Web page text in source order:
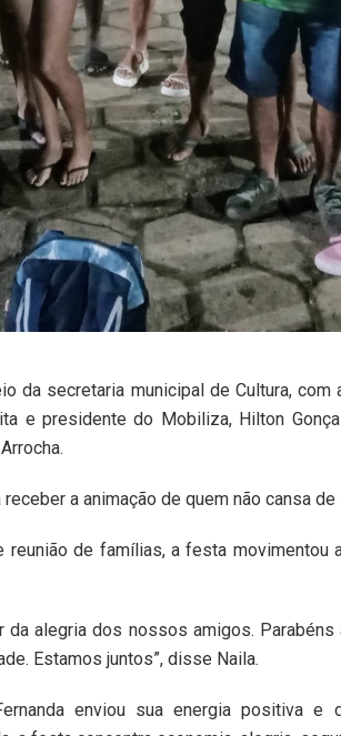
da secretaria municipal de Cultura, com
e presidente do Mobiliza, Hilton
a animação de quem não cansa
reunião de famílias, a festa movimentou
alegria dos nossos amigos. Parabéns
Estamos juntos”, disse Naila.
enviou sua energia positiva e